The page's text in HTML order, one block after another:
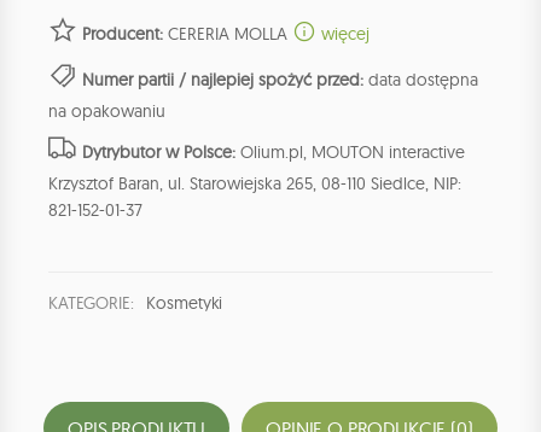
Producent: CERERIA MOLLA więcej
Numer partii / najlepiej spożyć przed: data dostępna
na opakowaniu
Dytrybutor w Polsce: Olium.pl, MOUTON interactive
Krzysztof Baran, ul. Starowiejska 265, 08-110 Siedlce, NIP:
821-152-01-37
KATEGORIE: Kosmetyki